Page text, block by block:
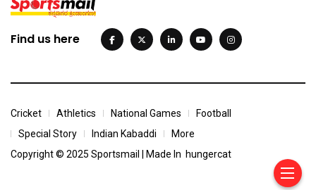
Find us here
Cricket Athletics National Games
Football
Special Story
Indian Kabaddi
More
Copyright © 2025 Sportsmail | Made In hungercat